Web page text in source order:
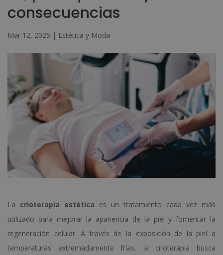
consecuencias
Mar 12, 2025 | Estética y Moda
La crioterapia estética es un tratamiento cada vez más
utilizado para mejorar la apariencia de la piel y fomentar la
regeneración celular. A través de la exposición de la piel a
temperaturas extremadamente frías, la crioterapia busca